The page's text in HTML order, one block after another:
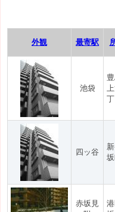
外観 最寄駅
池袋
四ッ谷
赤坂見